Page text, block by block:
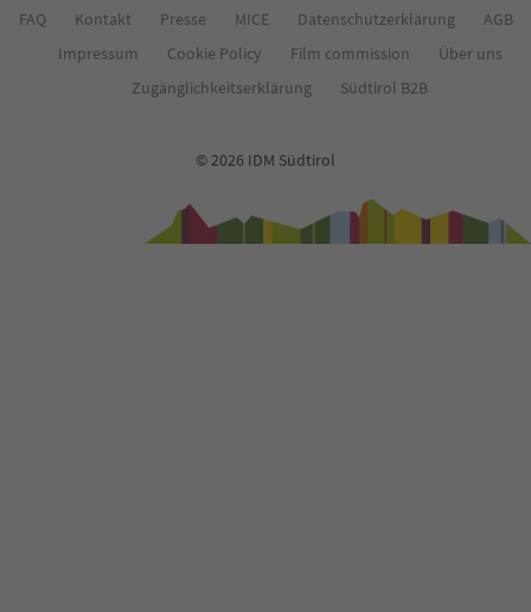
FAQ Kontakt Presse MICE Datenschutzerklärung
AGB
Impressum
Cookie Policy Film commission
Über uns
Zugänglichkeitserklärung
Südtirol B2B
© 2026 IDM Südtirol